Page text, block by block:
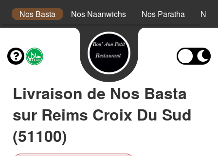
Nos Basta Nos Naanwichs Nos Paratha Nos
Livraison de Nos Basta
sur Reims Croix Du Sud
(51100)